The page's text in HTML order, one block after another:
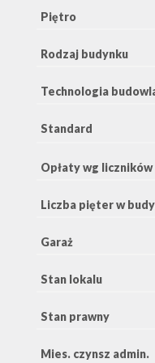
Piętro
Rodzaj budynku
Technologia
Standard
Opłaty wg liczników
Liczba pięter w
Garaż
Stan lokalu
Stan prawny
Mies. czynsz admin.